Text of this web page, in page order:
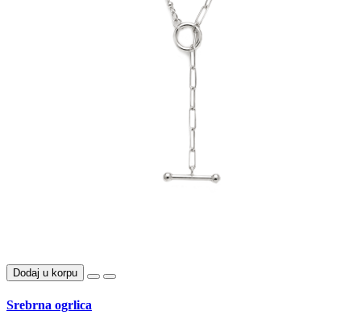
Dodaj u korpu
Srebrna ogrlica